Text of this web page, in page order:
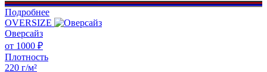
Подробнее
OVERSIZE
Оверсайз
от 1000 ₽
Плотность
220 г/м²